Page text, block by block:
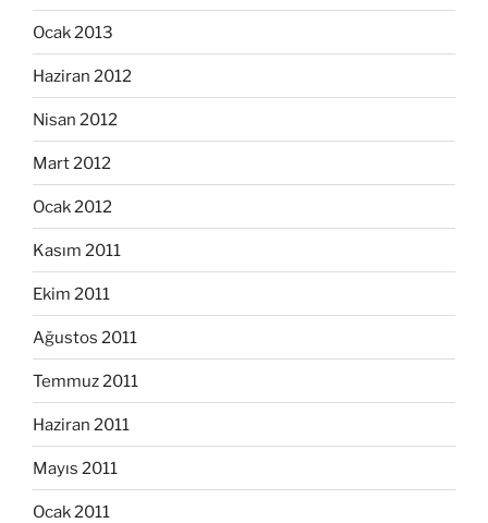
Ocak 2013
Haziran 2012
Nisan 2012
Mart 2012
Ocak 2012
Kasım 2011
Ekim 2011
Ağustos 2011
Temmuz 2011
Haziran 2011
Mayıs 2011
Ocak 2011